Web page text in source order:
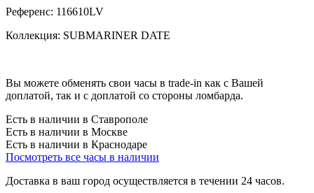
Референс: 116610LV
Коллекция: SUBMARINER DATE
Вы можете обменять свои часы в trade-in как с Вашей
доплатой, так и с доплатой со стороны ломбарда.
Есть в наличии в Ставрополе
Есть в наличии в Москве
Есть в наличии в Краснодаре
Посмотреть все часы в наличии
Доставка в ваш город осуществляется в течении 24 часов.